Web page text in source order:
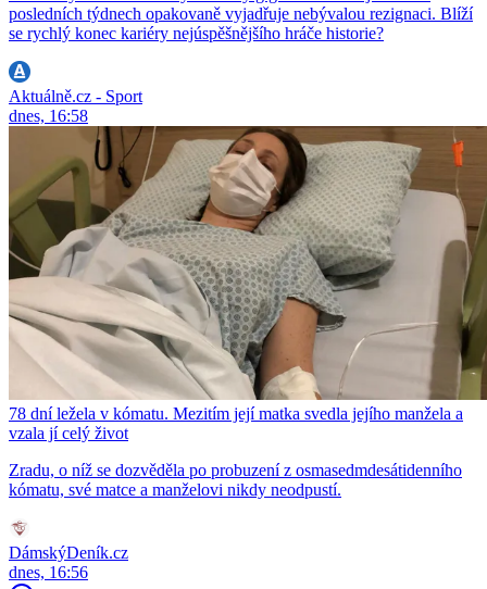
posledních týdnech opakovaně vyjadřuje nebývalou rezignaci. Blíží
se rychlý konec kariéry nejúspěšnějšího hráče historie?
Aktuálně.cz - Sport
dnes, 16:58
78 dní ležela v kómatu. Mezitím její matka svedla jejího manžela a
vzala jí celý život
Zradu, o níž se dozvěděla po probuzení z osmasedmdesátidenního
kómatu, své matce a manželovi nikdy neodpustí.
DámskýDeník.cz
dnes, 16:56